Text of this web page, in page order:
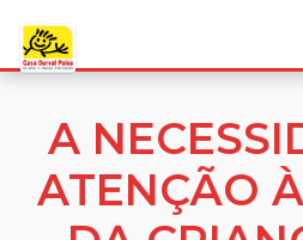
A
ATENÇÃO